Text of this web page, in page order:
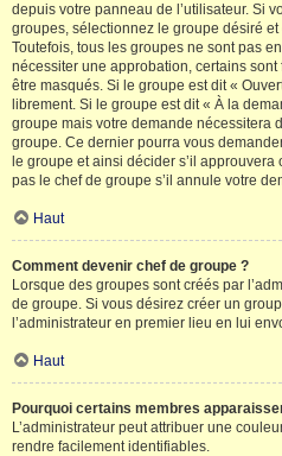
depuis votre panneau de l’utilisateur. Si
groupes, sélectionnez le groupe désiré
Toutefois, tous les groupes ne sont pas
nécessiter une approbation, certains sont
être masqués. Si le groupe est dit «
librement. Si le groupe est dit « À la
groupe mais votre demande nécessitera
groupe. Ce dernier pourra vous
le groupe et ainsi décider s’il
pas le chef de groupe s’il annule votre
Haut
Comment devenir chef de groupe ?
Lorsque des groupes sont créés par
de groupe. Si vous désirez créer un
l’administrateur en premier lieu en lui
Haut
Pourquoi certains membres
L’administrateur peut attribuer une
rendre facilement identifiables.